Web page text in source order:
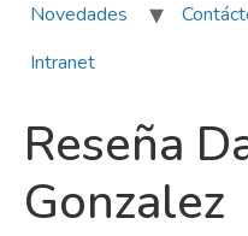
Novedades
Intranet
Reseña
Gonzalez